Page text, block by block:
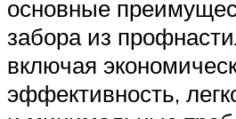
основные
забора из
включая
эффективность,